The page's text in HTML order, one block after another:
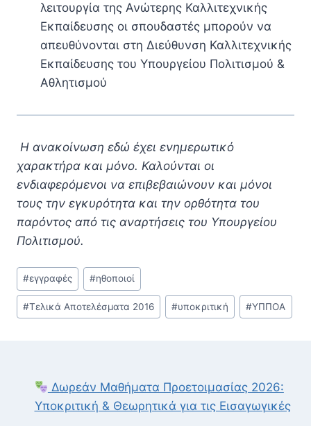
λειτουργία της Ανώτερης Καλλιτεχνικής
Εκπαίδευσης οι σπουδαστές μπορούν να
απευθύνονται στη Διεύθυνση Καλλιτεχνικής
Εκπαίδευσης του Υπουργείου Πολιτισμού &
Αθλητισμού
Η ανακοίνωση εδώ έχει ενημερωτικό
χαρακτήρα και μόνο. Καλούνται οι
ενδιαφερόμενοι να επιβεβαιώνουν και μόνοι
τους την εγκυρότητα και την ορθότητα του
παρόντος από τις αναρτήσεις του Υπουργείου
Πολιτισμού.
Post
Tags:
#εγγραφές #ηθοποιοί
#Τελικά Αποτελέσματα 2016 #υποκριτική #ΥΠΠΟΑ
Δωρεάν Μαθήματα Προετοιμασίας 2026:
Υποκριτική & Θεωρητικά για τις Εισαγωγικές